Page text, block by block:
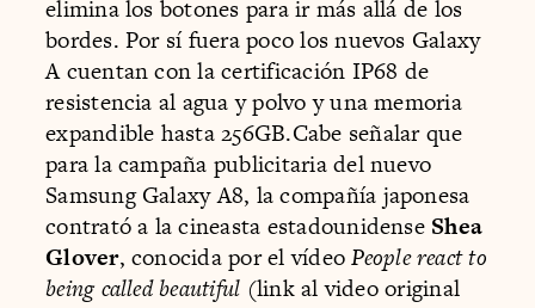
elimina los botones para ir más allá de los
bordes. Por sí fuera poco los nuevos Galaxy
A cuentan con la certificación IP68 de
resistencia al agua y polvo y una memoria
expandible hasta 256GB.Cabe señalar que
para la campaña publicitaria del nuevo
Samsung Galaxy A8, la compañía japonesa
contrató a la cineasta estadounidense Shea
Glover, conocida por el vídeoPeople react to
being called beautiful (link al video original